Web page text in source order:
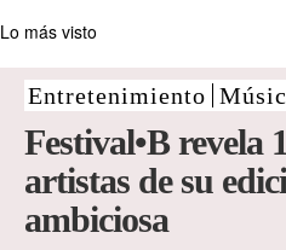
Lo más visto
Entretenimiento
Festival•B revela
artistas de su
ambiciosa